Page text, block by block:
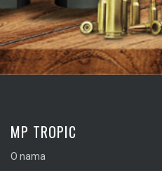
MP TROPIC
O nama